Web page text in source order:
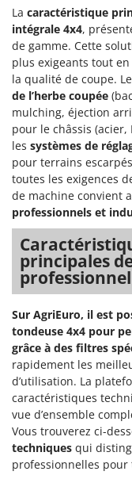
R
R.G.V.
Rato
Reber
Redback
Resto Italia
Ribimex
Ripartrak
Ritter
River Systems
Robomow
Rossofuoco
Rover Pompe
Royal Food
Ryobi
S
S.T.P.
Santos
Sbaraglia
Schnitzer
La caractéristique
intégrale 4x4,
de gamme. Cette
plus exigeants tout
la qualité de coupe.
de l’herbe coupée
mulching, éjection
pour le châssis (acier,
les systèmes de
pour terrains
toutes les exigences
de machine convient
professionnels et
principales
Sur AgriEuro, il est
tondeuse 4x4 pour
grâce à des filtres
rapidement les
d’utilisation. La
caractéristiques
vue d’ensemble
Vous trouverez ci-
techniques qui
professionnelles pour